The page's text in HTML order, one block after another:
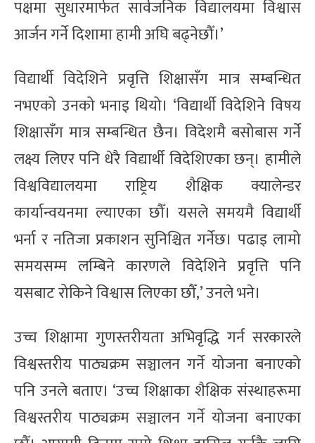
पक्षमा सुधारमार्फत सार्वजनिक विद्यालयमा विश्वास
आर्जन गर्ने दिशामा हामी अघि बढ्नेछौँ।’
विद्यार्थी विदेशिने प्रवृत्ति शिक्षासँग मात्र सम्बन्धित
नभएको उनको भनाइ थियो। ‘विद्यार्थी विदेशिने विषय
शिक्षासँग मात्र सम्बन्धित छैन। विदेशमै बसोबास गर्ने
लक्ष्य लिएर पनि धेरै विद्यार्थी विदेशिएका छन्। हामीले
विश्वविद्यालयमा राष्ट्रिय शैक्षिक क्यालेन्डर
कार्यान्वयनमा ल्याएका छौँ। यसले समयमै विद्यार्थी
भर्ना र नतिजा प्रकाशन सुनिश्चित गर्नेछ। पढाइ लामो
समयसम्म लम्बिने कारणले विदेशिने प्रवृत्ति पनि
यसबाट रोकिने विश्वास लिएका छौँ,’ उनले भने।
उच्च शिक्षामा गुणस्तरीयता अभिवृद्धि गर्न सरकारले
विश्वस्तरीय पाठ्यक्रम सञ्चालन गर्ने योजना बनाएको
पनि उनले बताए। ‘उच्च शिक्षाका शैक्षिक संस्थाहरूमा
विश्वस्तरीय पाठ्यक्रम सञ्चालन गर्ने योजना बनाएका